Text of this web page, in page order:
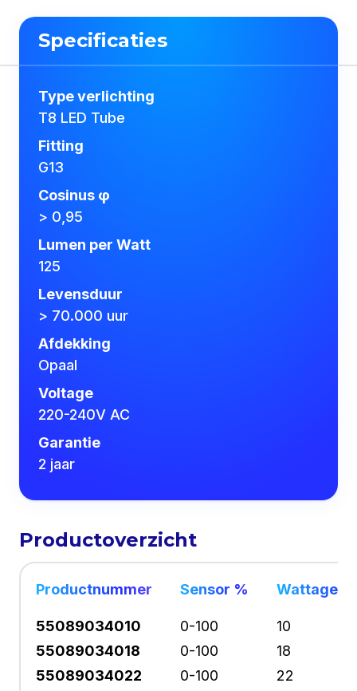
Productoverzicht
Productnummer Sensor % Wattage
55089034010 0-100
10
55089034018
0-100
18
55089034022
0-100
22
Specificaties
Type verlichting
T8 LED Tube
Fitting
G13
Cosinus φ
> 0,95
Lumen per Watt
125
Levensduur
> 70.000 uur
Afdekking
Opaal
Voltage
220-240V AC
Garantie
2 jaar